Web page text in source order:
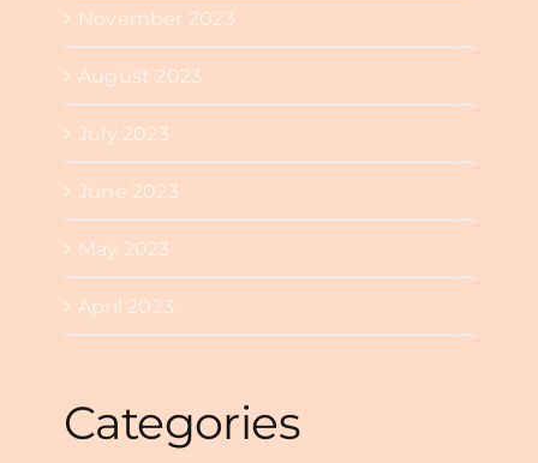
November 2023
August 2023
July 2023
June 2023
May 2023
April 2023
Categories